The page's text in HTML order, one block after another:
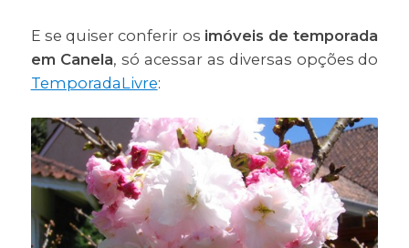
E se quiser conferir os imóveis de temporada
em Canela, só acessar as diversas opções do
TemporadaLivre: